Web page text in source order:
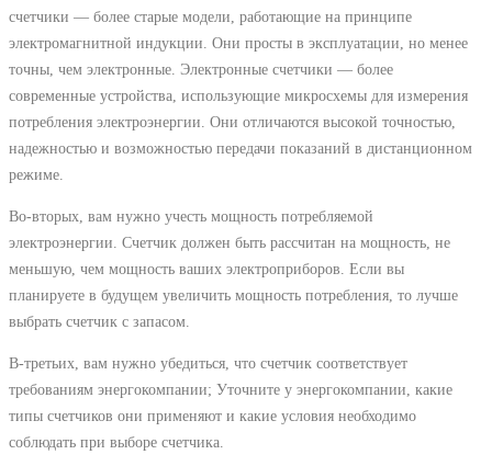
счетчики — более старые модели, работающие на принципе
электромагнитной индукции. Они просты в эксплуатации, но менее
точны, чем электронные. Электронные счетчики — более
современные устройства, использующие микросхемы для измерения
потребления электроэнергии. Они отличаются высокой точностью,
надежностью и возможностью передачи показаний в дистанционном
режиме.
Во-вторых, вам нужно учесть мощность потребляемой
электроэнергии. Счетчик должен быть рассчитан на мощность, не
меньшую, чем мощность ваших электроприборов. Если вы
планируете в будущем увеличить мощность потребления, то лучше
выбрать счетчик с запасом.
В-третьих, вам нужно убедиться, что счетчик соответствует
требованиям энергокомпании; Уточните у энергокомпании, какие
типы счетчиков они применяют и какие условия необходимо
соблюдать при выборе счетчика.